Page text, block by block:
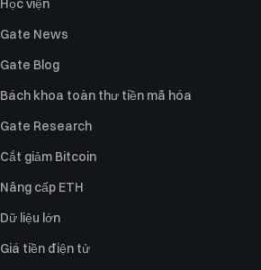
Học viện
Gate News
Gate Blog
Bách khoa toàn thư tiền mã hóa
Gate Research
Cắt giảm Bitcoin
Nâng cấp ETH
Dữ liệu lớn
Giá tiền điện tử